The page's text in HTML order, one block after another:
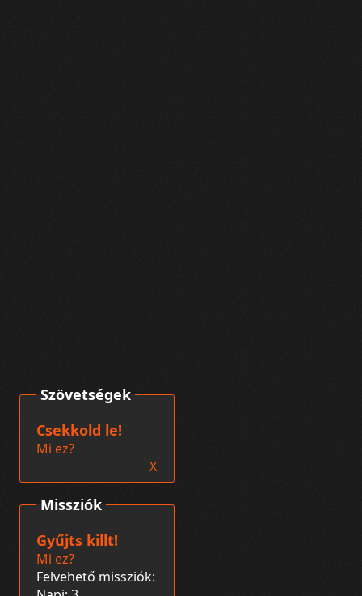
Missziók
Gyűjts killt!
Mi ez?
Felvehető missziók:
Szövetségek
Csekkold le!
Mi ez?
X